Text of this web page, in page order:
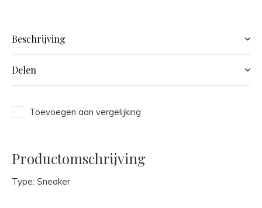
Beschrijving
Delen
Toevoegen aan vergelijking
Productomschrijving
Type: Sneaker